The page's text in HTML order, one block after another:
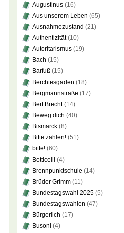
Augustinus (16)
Aus unserem Leben (65)
Ausnahmezustand (21)
Authentizität(10)
Autoritarismus (19)
Bach (15)
Barfuß (15)
Berchtesgaden (18)
Bergmannstraße (17)
Bert Brecht(14)
Beweg dich (40)
Bismarck (8)
Bitte zählen! (51)
bitte! (60)
Botticelli (4)
Brennpunktschule (14)
Brüder Grimm (11)
Bundestagswahl 2025 (5)
Bundestagswahlen (47)
Bürgerlich (17)
Busoni (4)